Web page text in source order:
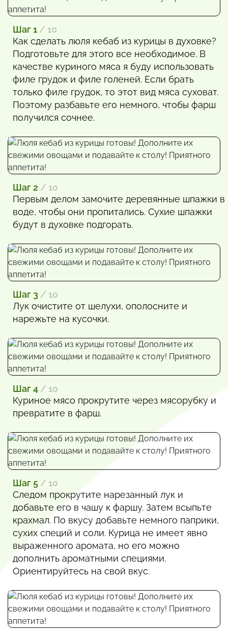
Шаг 1 / 10
Как сделать люля кебаб из курицы в духовке?
Подготовьте для этого все необходимое. В
качестве куриного мяса я буду использовать
филе грудок и филе голеней. Если брать
только филе грудок, то этот вид мяса суховат.
Поэтому разбавьте его немного, чтобы фарш
получился сочнее.
Шаг 2 / 10
Первым делом замочите деревянные шпажки в
воде, чтобы они пропитались. Сухие шпажки
будут в духовке подгорать.
Шаг 3 / 10
Лук очистите от шелухи, ополосните и
нарежьте на кусочки.
Шаг 4 / 10
Куриное мясо прокрутите через мясорубку и
превратите в фарш.
Шаг 5 / 10
Следом прокрутите нарезанный лук и
добавьте его в чашу к фаршу. Затем всыпьте
крахмал. По вкусу добавьте немного паприки,
сухих специй и соли. Курица не имеет явно
выраженного аромата, но его можно
дополнить ароматными специями.
Ориентируйтесь на свой вкус.